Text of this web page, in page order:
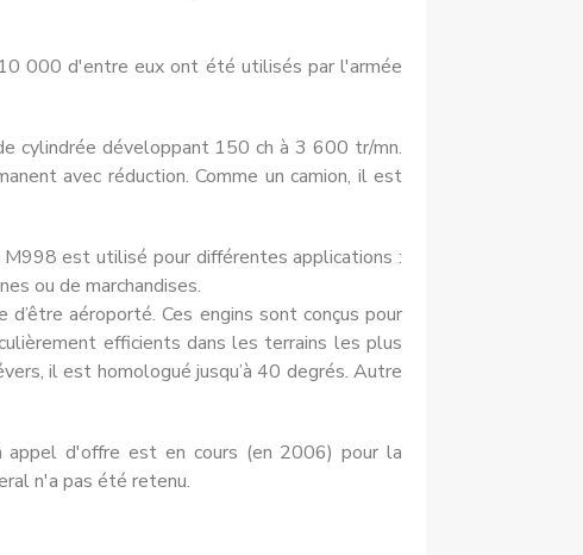
000 d'entre eux ont été utilisés par l'armée
cylindrée développant 150 ch à 3 600 tr/mn.
avec réduction. Comme un camion, il est
est utilisé pour différentes applications :
ou de marchandises.
aéroporté. Ces engins sont conçus pour
efficients dans les terrains les plus
il est homologué jusqu’à 40 degrés. Autre
appel d'offre est en cours (en 2006) pour la
n'a pas été retenu.